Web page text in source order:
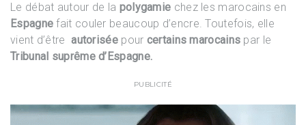
Le débat autour de la polygamie chez les marocains en
Espagne fait couler beaucoup d’encre. Toutefois, elle
vient d’êtreautorisée pour certains marocains par le
Tribunal suprême d’Espagne.
PUBLICITÉ